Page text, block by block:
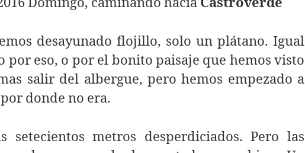
desayunado flojillo, solo un plátano. Igual
por eso, o por el bonito paisaje que hemos visto
salir del albergue, pero hemos empezado a
donde no era.
setecientos metros desperdiciados. Pero las